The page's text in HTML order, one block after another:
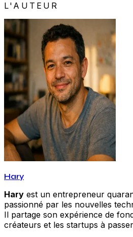
L'AUTEUR
Hary
Hary est un entrepreneur
passionné par les nouvelles
Il partage son expérience de
créateurs et les startups à